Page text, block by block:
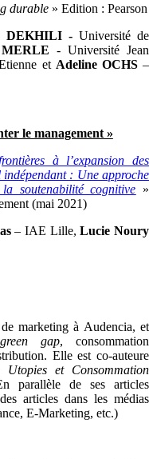
durable» Edition : Pearson
DEKHILI -Université de
- Université Jean
et Adeline OCHS–
le management »
à l’expansion des
: Une approche
soutenabilité cognitive »
(mai 2021)
– IAE Lille, Lucie Noury
marketing à Audencia, et
green gap, consommation
Elle est co-auteure
Utopies et Consommation
parallèle de ses articles
articles dans les médias
E-Marketing, etc.)